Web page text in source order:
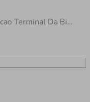
Fixacao Terminal Da Bica Politileno C120